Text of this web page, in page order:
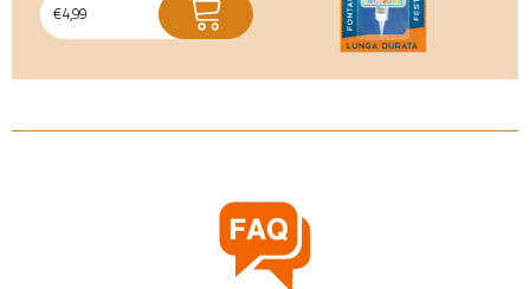
€4,99